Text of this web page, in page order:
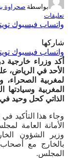
بواسطة صحراوة
تعليقات
واتساب فيسبوك
شاركها
واتساب فيسبوك
أكد وزراء خارجية
الأحد في الرياض،
لمغربية
المغربية
الذاتي كحل وحيد
وجاء هذا التأكيد
الأمانة العامة
وزير الشؤون
بالخارج مع
المجلس.